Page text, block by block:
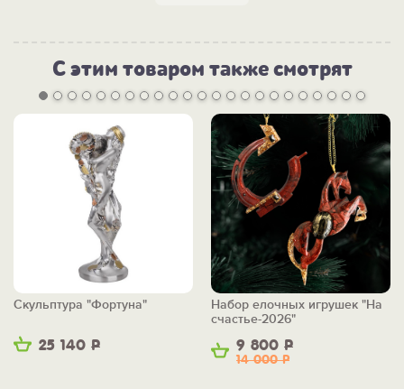
С этим товаром также смотрят
25 140 Р
Скульптура "Фортуна"
9 800 Р
14 000Р
Набор елочных игрушек "На
счастье-2026"